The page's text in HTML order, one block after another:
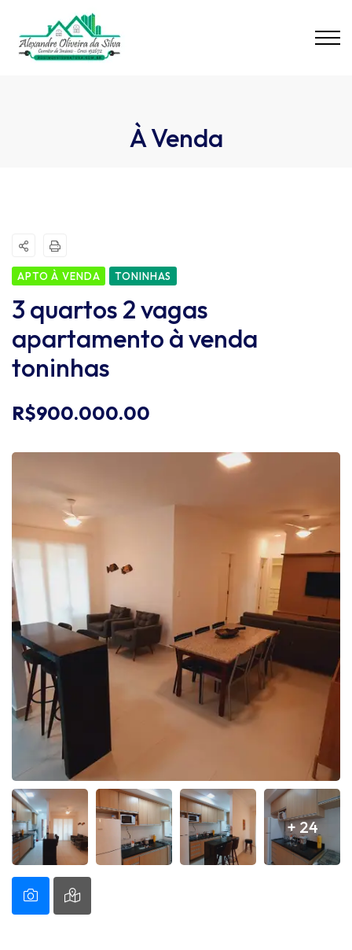
À Venda
APTO À VENDA TONINHAS
3 quartos 2 vagas
apartamento à venda
toninhas
R$900.000.00
+ 24